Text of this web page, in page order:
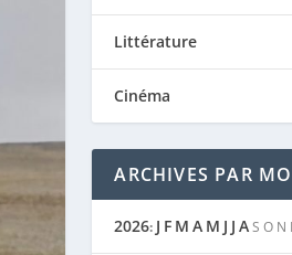
Littérature
Cinéma
ARCHIVES PAR
2026: J F M A M J J AS O N